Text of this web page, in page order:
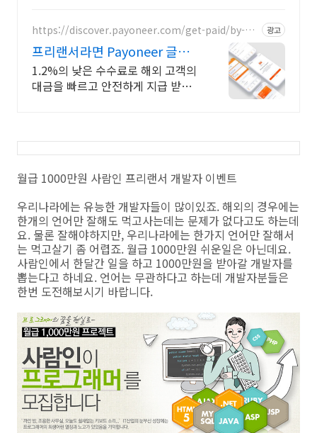
https://discover.payoneer.com/get-paid/by-cli
광고
프리랜서라면 Payoneer 글로
벌 페이먼트 서비스
1.2%의 낮은 수수료로 해외 고객의
대금을 빠르고 안전하게 지급 받으
월급 1000만원 사람인 프리랜서 개발자 이벤트
우리나라에는 유능한 개발자들이 많이있죠. 해외의 경우에는
한개의 언어만 잘해도 먹고사는데는 문제가 없다고도 하는데
요. 물론 잘해야하지만, 우리나라에는 한가지 언어만 잘해서
는 먹고살기 좀 어렵죠. 월급 1000만원 쉬운일은 아닌데요.
사람인에서 한달간 일을 하고 1000만원을 받아갈 개발자를
뽑는다고 하네요. 언어는 무관하다고 하는데 개발자분들은
한번 도전해보시기 바랍니다.